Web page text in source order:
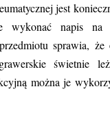
jest
wykonać napis na
sprawia, że
świetnie
można je